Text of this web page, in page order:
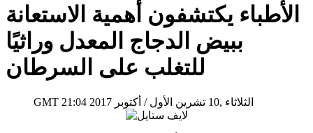
الأطباء يكتشفون أهمية الاستعانة
ببيض الدجاج المعدل وراثيًا
للتغلب على السرطان
GMT 21:04 2017 الثلاثاء ,10 تشرين الأول / أكتوبر